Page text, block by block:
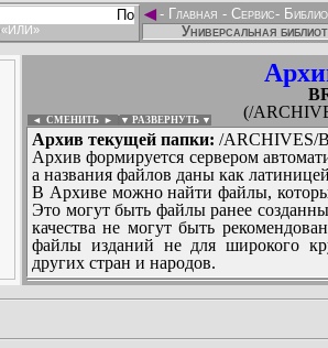
«ИЛИ»
◄- Главная - Сервис-
Универсальная
(/
◄ СМЕНИТЬ ► ▼ РАЗВЕРНУТЬ ▼
Архив текущей папки: /ARCHIVES/
Архив формируется сервером
а названия файлов даны как
В Архиве можно найти файлы,
Это могут быть файлы ранее
качества не могут быть
файлы изданий не для широкого
других стран и народов.